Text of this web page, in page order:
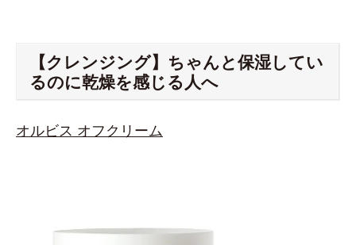
【クレンジング】ちゃんと保湿してい
るのに乾燥を感じる人へ
オルビス オフクリーム